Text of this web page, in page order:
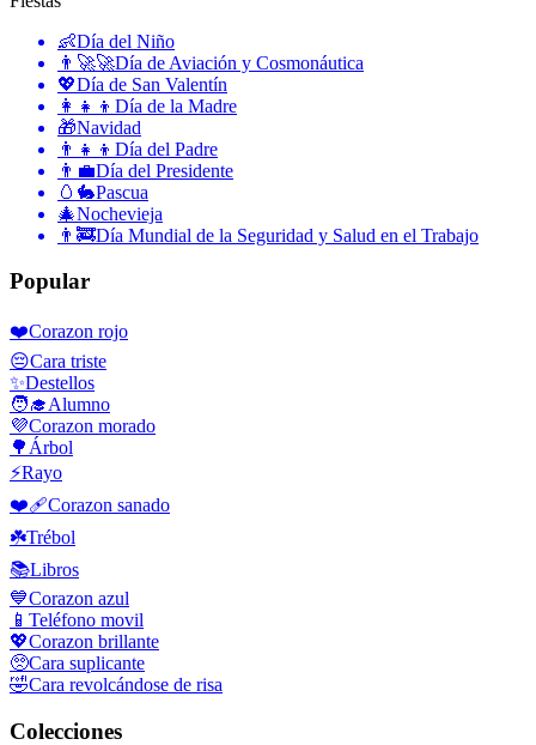
👶Día del Niño
👨‍🚀🚀Día de Aviación y Cosmonáutica
💖Día de San Valentín
👩‍👧‍👦 Día de la Madre
🎁Navidad
👨‍👧‍👦 Día del Padre
👨‍💼Día del Presidente
🥚🐇Pascua
🎄Nochevieja
👨‍🚒Día Mundial de la Seguridad y Salud en el Trabajo
Popular
❤️Corazon rojo
😔Cara triste
✨Destellos
🧑‍🎓Alumno
💜Corazon morado
🌳 Árbol
⚡Rayo
❤️‍🩹Corazon sanado
☘️Trébol
📚Libros
💙Corazon azul
📱 Teléfono movil
💖Corazon brillante
🥺Cara suplicante
🤣Cara revolcándose de risa
Colecciones